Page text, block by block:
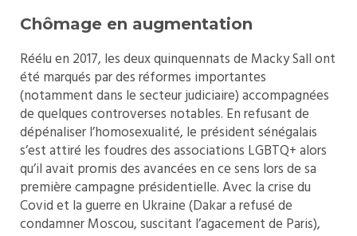
Chômage en augmentation
Réélu en 2017, les deux quinquennats de Macky Sall ont
été marqués par des réformes importantes
(notamment dans le secteur judiciaire) accompagnées
de quelques controverses notables. En refusant de
dépénaliser l’homosexualité, le président sénégalais
s’est attiré les foudres des associations LGBTQ+ alors
qu’il avait promis des avancées en ce sens lors de sa
première campagne présidentielle. Avec la crise du
Covid et la guerre en Ukraine (Dakar a refusé de
condamner Moscou, suscitant l’agacement de Paris),